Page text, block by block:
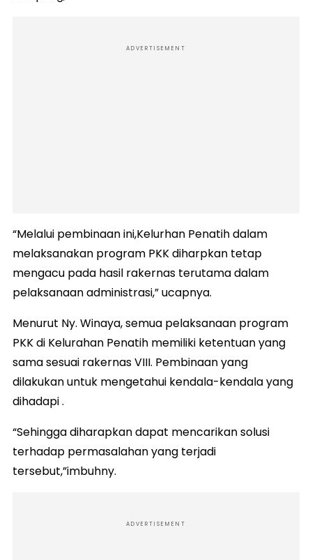
ADVERTISEMENT
“Melalui pembinaan ini,Kelurhan Penatih dalam
melaksanakan program PKK diharpkan tetap
mengacu pada hasil rakernas terutama dalam
pelaksanaan administrasi,” ucapnya.
Menurut Ny. Winaya, semua pelaksanaan program
PKK di Kelurahan Penatih memiliki ketentuan yang
sama sesuai rakernas VIII. Pembinaan yang
dilakukan untuk mengetahui kendala-kendala yang
dihadapi .
“Sehingga diharapkan dapat mencarikan solusi
terhadap permasalahan yang terjadi
tersebut,”imbuhny.
ADVERTISEMENT